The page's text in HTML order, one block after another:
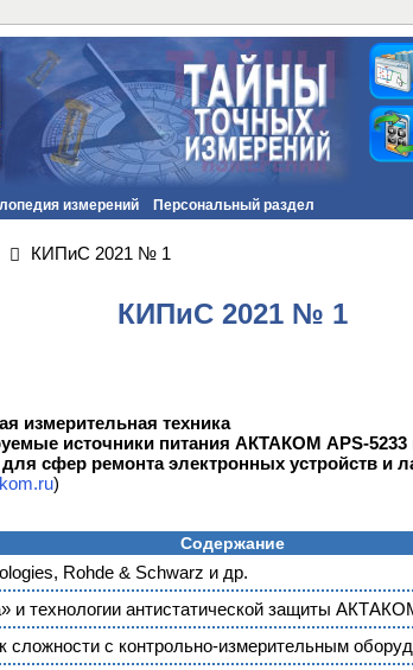
измерений Персональный раздел
КИПиС 2021 № 1
КИПиС 2021 № 1
измерительная техника
источники питания АКТАКОМ APS-5233
сфер ремонта электронных устройств и
)
Содержание
Rohde & Schwarz и др.
технологии антистатической защиты
сложности с контрольно-измерительным